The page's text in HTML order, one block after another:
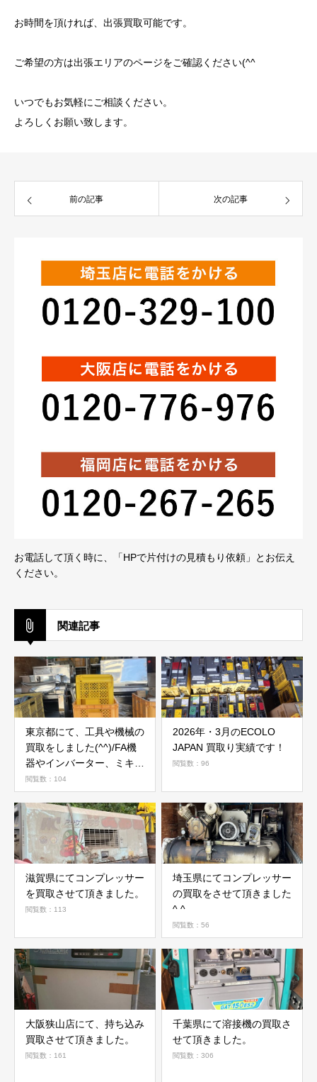
お時間を頂ければ、出張買取可能です。
ご希望の方は出張エリアのページをご確認ください(^^
いつでもお気軽にご相談ください。
よろしくお願い致します。
前の記事 次の記事
お電話して頂く時に、「HPで片付けの見積もり依頼」とお伝え
ください。
関連記事
東京都にて、工具や機械の
買取をしました(^^)/FA機
器やインバーター、ミキサ
ーなどを譲って頂いてま
す。ありがとうございまし
た。
閲覧数：104
2026年・3月のECOLO
JAPAN 買取り実績です！
閲覧数：96
滋賀県にてコンプレッサー
を買取させて頂きました。
閲覧数：113
埼玉県にてコンプレッサー
の買取をさせて頂きました
^ ^
閲覧数：56
大阪狭山店にて、持ち込み
買取させて頂きました。
閲覧数：161
千葉県にて溶接機の買取さ
せて頂きました。
閲覧数：306